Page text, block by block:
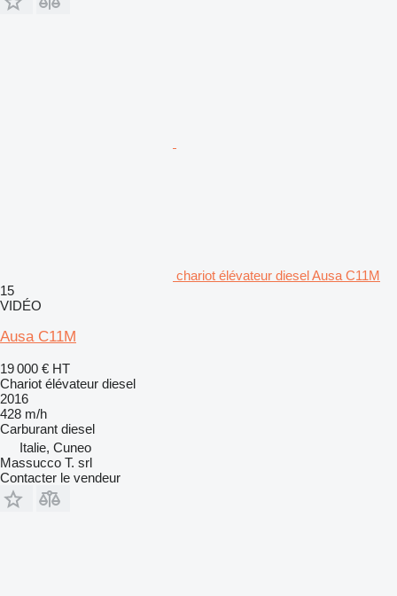
chariot élévateur diesel Ausa C11M
15
VIDÉO
Ausa C11M
19 000 € HT
Chariot élévateur diesel
2016
428 m/h
Carburant diesel
Italie, Cuneo
Massucco T. srl
Contacter le vendeur